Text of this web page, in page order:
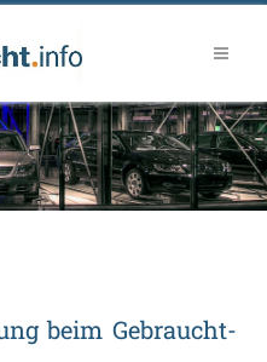
beim Ge­braucht­